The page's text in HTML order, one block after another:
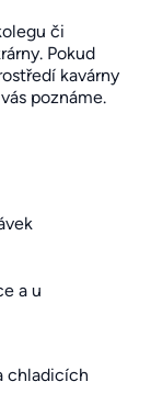
či
Pokud
kavárny
poznáme.
a u
chladicích